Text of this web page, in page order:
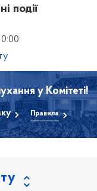
події
у Комітеті!
Правила